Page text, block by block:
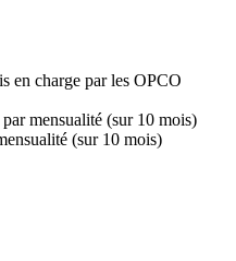
en charge par les OPCO
mensualité (sur 10 mois)
(sur 10 mois)